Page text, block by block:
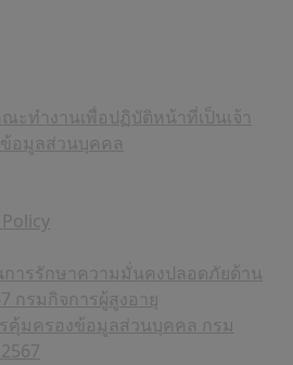
ะทำงานเพื่อปฏิบัติหน้าที่เป็นเจ้า
อมูลส่วนบุคคล
ารรักษาความมั่นคงปลอดภัยด้าน
กรมกิจการผู้สูงอายุ
คุ้มครองข้อมูลส่วนบุคคล กรม